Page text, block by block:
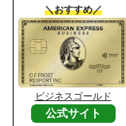
＼おすすめ／
ビジネスゴールド
公式サイト